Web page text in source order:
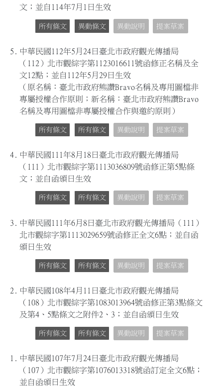
文；並自114年7月1日生效
所有條文 異動條文 異動說明 提案草案
5.
中華民國112年5月24日臺北市政府觀光傳播局
（112）北市觀綜字第1123016611號函修正名稱及全
文12點；並自112年5月29日生效
（原名稱：臺北市政府熊讚Bravo名稱及專用圖檔非
專屬授權合作原則；新名稱：臺北市政府熊讚Bravo
名稱及專用圖檔非專屬授權合作與邀約原則）
所有條文 所有條文 異動說明 提案草案
4. 中華民國111年8月18日臺北市政府觀光傳播局
（111）北市觀綜字第1113036809號函修正第5點條
文；並自函頒日生效
所有條文 所有條文 異動說明 提案草案
3.
中華民國111年6月8日臺北市政府觀光傳播局（111）
北市觀綜字第1113029659號函修正全文6點；並自函
頒日生效
所有條文 所有條文 異動說明 提案草案
2.
中華民國108年4月11日臺北市政府觀光傳播局
（108）北市觀綜字第1083013964號函修正第3點條文
及第4、5點條文之附件2、3；並自函頒日生效
所有條文 所有條文 異動說明 提案草案
1. 中華民國107年7月24日臺北市政府觀光傳播局
（107）北市觀綜字第1076013318號函訂定全文6點；
並自函頒日生效